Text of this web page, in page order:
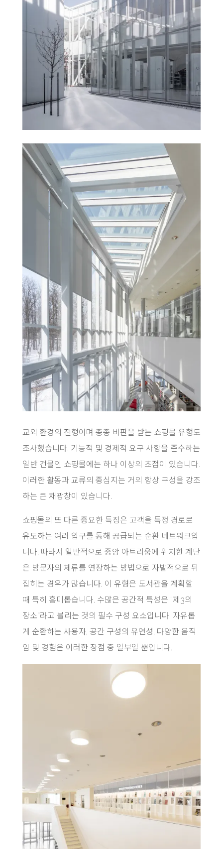
교외 환경의 전형이며 종종 비판을 받는 쇼핑몰 유형도
조사했습니다. 기능적 및 경제적 요구 사항을 준수하는
일반 건물인 쇼핑몰에는 하나 이상의 초점이 있습니다.
이러한 활동과 교류의 중심지는 거의 항상 구성을 강조
하는 큰 채광창이 있습니다.
쇼핑몰의 또 다른 중요한 특징은 고객을 특정 경로로
유도하는 여러 입구를 통해 공급되는 순환 네트워크입
니다. 따라서 일반적으로 중앙 아트리움에 위치한 계단
은 방문자의 체류를 연장하는 방법으로 자발적으로 뒤
집히는 경우가 많습니다. 이 유형은 도서관을 계획할
때 특히 흥미롭습니다. 수많은 공간적 특성은 “제3의
장소”라고 불리는 것의 필수 구성 요소입니다. 자유롭
게 순환하는 사용자, 공간 구성의 유연성, 다양한 움직
임 및 경험은 이러한 장점 중 일부일 뿐입니다.